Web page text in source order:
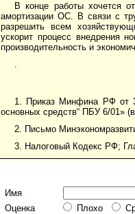
В конце работы хочется
амортизации ОС. В связи с
разрешить всем
ускорит процесс внедрения
производительность и
.
1. Приказ Минфина РФ от
основных средств“ ПБУ 6/01»
2. Письмо
3. Налоговый Кодекс РФ;
Имя
Оценка
Плохо